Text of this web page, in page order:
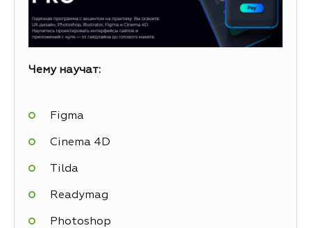
Чему научат:
Figma
Cinema 4D
Tilda
Readymag
Photoshop